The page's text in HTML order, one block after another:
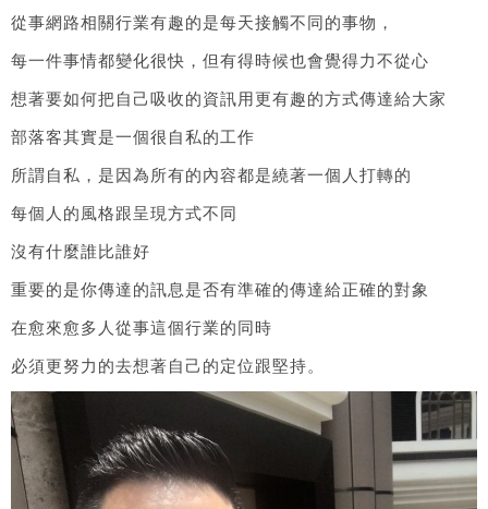
從事網路相關行業有趣的是每天接觸不同的事物，
每一件事情都變化很快，但有得時候也會覺得力不從心
想著要如何把自己吸收的資訊用更有趣的方式傳達給大家
部落客其實是一個很自私的工作
所謂自私，是因為所有的內容都是繞著一個人打轉的
每個人的風格跟呈現方式不同
沒有什麼誰比誰好
重要的是你傳達的訊息是否有準確的傳達給正確的對象
在愈來愈多人從事這個行業的同時
必須更努力的去想著自己的定位跟堅持。